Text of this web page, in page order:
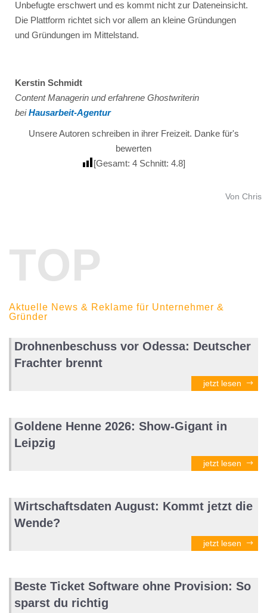
Unbefugte erschwert und es kommt nicht zur Dateneinsicht.
Die Plattform richtet sich vor allem an kleine Gründungen
und Gründungen im Mittelstand.
Kerstin Schmidt
Content Managerin und erfahrene Ghostwriterin
beiHausarbeit-Agentur
Unsere Autoren schreiben in ihrer Freizeit. Danke für's
bewerten
[Gesamt: 4 Schnitt: 4.8]
Von Chris
TOP
Aktuelle News & Reklame für Unternehmer &
Gründer
Drohnenbeschuss vor Odessa: Deutscher
Frachter brennt
jetzt lesen
Goldene Henne 2026: Show-Gigant in
Leipzig
jetzt lesen
Wirtschaftsdaten August: Kommt jetzt die
Wende?
jetzt lesen
Beste Ticket Software ohne Provision: So
sparst du richtig